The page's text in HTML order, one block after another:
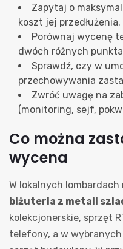
Zapytaj o
koszt jej przedłużenia.
Porównaj wycenę
dwóch różnych
Sprawdź, czy w
przechowywania
Zwróć uwagę na
(monitoring, sejf,
Co można
wycena
W lokalnych
biżuteria z metali
kolekcjonerskie, sprzęt
telefony, a w